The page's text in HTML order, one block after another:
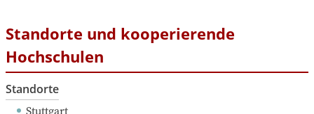
Standorte und kooperierende
Hochschulen
Standorte
Stuttgart